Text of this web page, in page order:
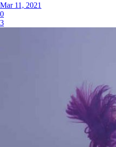
Mar 11, 2021
0
3